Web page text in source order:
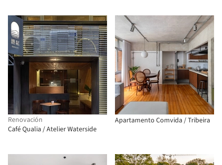
Renovación
Café Qualia / Atelier Waterside
Apartamento Comvida / Tribeira